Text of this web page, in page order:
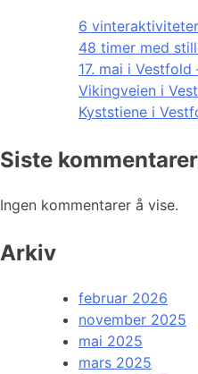
6
48 timer med
17. mai i
Vikingveien i
Kyststiene i
Siste kommentarer
Ingen kommentarer å vise.
Arkiv
februar 2026
november 2025
mai 2025
mars 2025